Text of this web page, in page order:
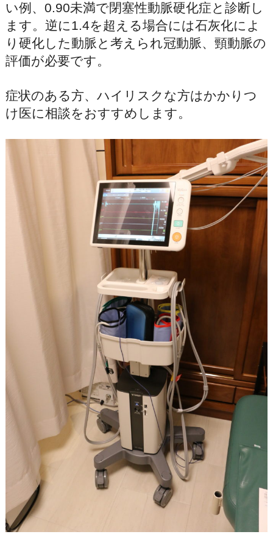
い例、0.90未満で閉塞性動脈硬化症と診断し
ます。逆に1.4を超える場合には石灰化によ
り硬化した動脈と考えられ冠動脈、頸動脈の
評価が必要です。
症状のある方、ハイリスクな方はかかりつ
け医に相談をおすすめします。